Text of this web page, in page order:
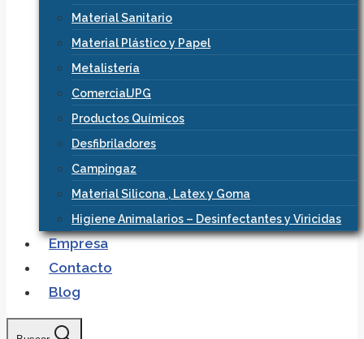
Material Sanitario
Material Plástico y Papel
Metalistería
ComercialJPG
Productos Químicos
Desfibriladores
Campingaz
Material Silicona , Latex y Goma
Higiene Animalarios – Desinfectantes y Viricidas
Empresa
Contacto
Blog